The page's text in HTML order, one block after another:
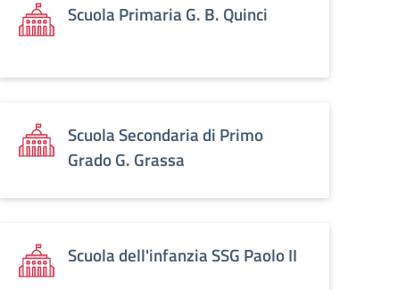
Scuola Primaria G. B. Quinci
Scuola Secondaria di Primo
Grado G. Grassa
Scuola dell'infanzia SSG Paolo II